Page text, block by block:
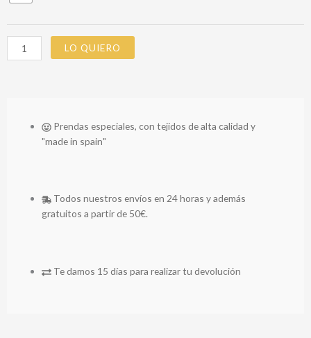
LO QUIERO
Prendas especiales, con tejidos de alta calidad y
"made in spain"
Todos nuestros envíos en 24 horas y además
gratuitos a partir de 50€.
Te damos 15 días para realizar tu devolución